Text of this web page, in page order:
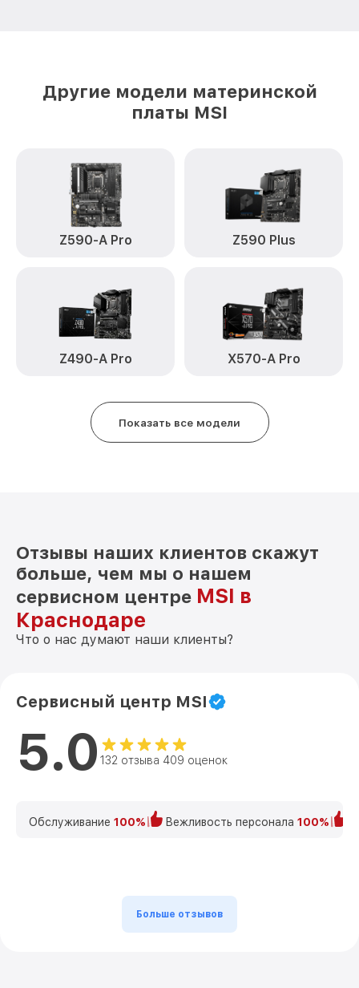
Другие модели материнской
платы MSI
Z590-A Pro Z590 Plus
Z490-A Pro X570-A Pro
Показать все модели
Отзывы наших клиентов скажут
больше, чем мы о нашем
сервисном центре MSI в
Краснодаре
Что о нас думают наши клиенты?
Сервисный центр MSI
5.0 132 отзыва 409 оценок
Обслуживание 100% Вежливость персонала 100%
Больше отзывов